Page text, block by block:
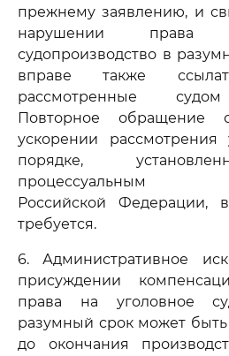
прежнему заявлению, и
нарушении права
судопроизводство в
вправе также
рассмотренные судом
Повторное обращение
ускорении рассмотрения
порядке,
процессуальным
Российской Федерации,
требуется.
6. Административное
присуждении
права на уголовное
разумный срок может
до окончания